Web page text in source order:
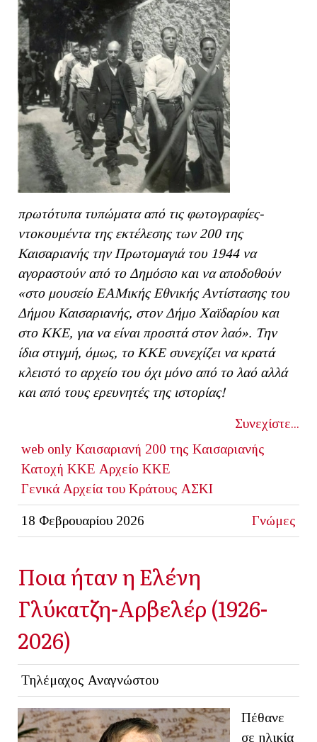
πρωτότυπα τυπώματα από τις φωτογραφίες-
ντοκουμέντα της εκτέλεσης των 200 της
Καισαριανής την Πρωτομαγιά του 1944 να
αγοραστούν από το Δημόσιο και να αποδοθούν
«στο μουσείο ΕΑΜικής Εθνικής Αντίστασης του
Δήμου Καισαριανής, στον Δήμο Χαϊδαρίου και
στο ΚΚΕ, για να είναι προσιτά στον λαό». Την
ίδια στιγμή, όμως, το ΚΚΕ συνεχίζει να κρατά
κλειστό το αρχείο του όχι μόνο από το λαό αλλά
και από τους ερευνητές της ιστορίας!
Συνεχίστε...
web only Καισαριανή 200 της Καισαριανής
Κατοχή ΚΚΕ Αρχείο ΚΚΕ
Γενικά Αρχεία του Κράτους ΑΣΚΙ
18 Φεβρουαρίου 2026 Γνώμες
Ποια ήταν η Ελένη
Γλύκατζη-Αρβελέρ (1926-
2026)
Τηλέμαχος Αναγνώστου
Πέθανε
σε ηλικία